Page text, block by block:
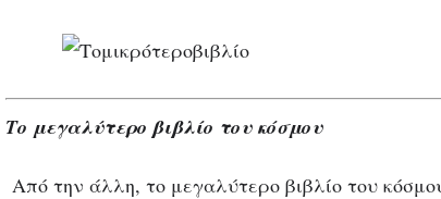
Το μεγαλύτερο βιβλίο του κόσμου
Από την άλλη, το μεγαλύτερο βιβλίο του